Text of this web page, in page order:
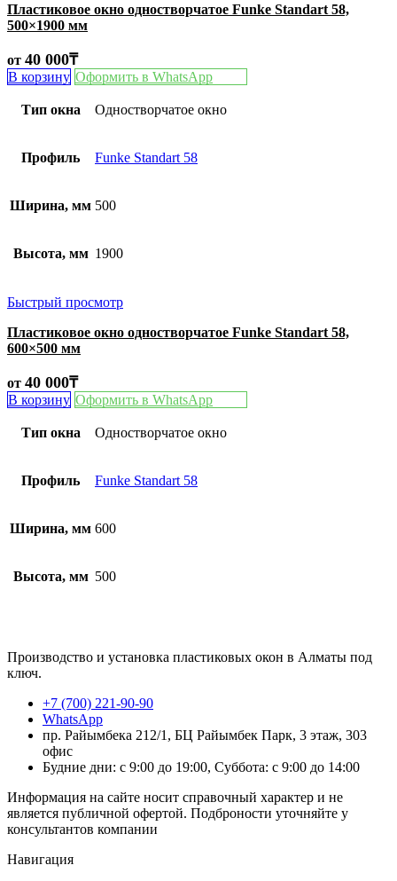
Пластиковое окно одностворчатое Funke Standart 58,
500×1900 мм
от 40 000₸
В корзину Оформить в WhatsApp
Тип окна Одностворчатое окно
Профиль Funke Standart 58
Ширина, мм 500
Высота, мм 1900
Быстрый просмотр
Пластиковое окно одностворчатое Funke Standart 58,
600×500 мм
от 40 000₸
В корзину Оформить в WhatsApp
Тип окна Одностворчатое окно
Профиль Funke Standart 58
Ширина, мм 600
Высота, мм 500
Производство и установка пластиковых окон в Алматы под
ключ.
+7 (700) 221-90-90
WhatsApp
пр. Райымбека 212/1, БЦ Райымбек Парк, 3 этаж, 303
офис
Будние дни: с 9:00 до 19:00, Суббота: с 9:00 до 14:00
Информация на сайте носит справочный характер и не
является публичной офертой. Подброности уточняйте у
консультантов компании
Навигация